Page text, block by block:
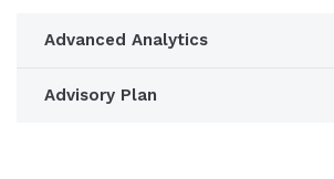
Advanced Analytics
Advisory Plan